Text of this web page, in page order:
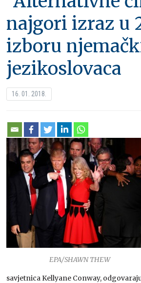
najgori izraz u
izboru
jezikoslovaca
16. 01. 2018.
EPA/SHAWN THEW
savjetnica Kellyane Conway,